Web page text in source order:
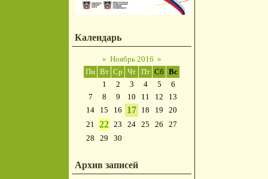
Календарь
« Ноябрь 2016 »
Пн Вт Ср Чт Пт Сб Вс
1
2 3 4 5
6
7
8 9 10 11 12
13
14
15 16 17 18 19
20
21 22 23 24 25 26
27
28
29 30
Архив записей